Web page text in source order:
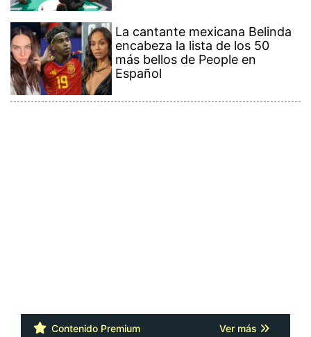
La cantante mexicana Belinda
encabeza la lista de los 50
más bellos de People en
Español
Contenido Premium Ver más